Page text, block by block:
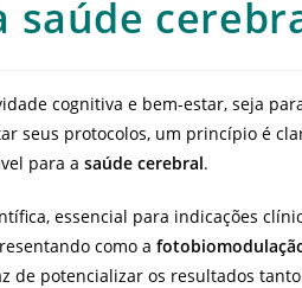
saúde
cognitiva e bem-estar, seja
seus protocolos, um princípio é
para a saúde cerebral.
essencial para indicações
como a
de potencializar os resultados tanto